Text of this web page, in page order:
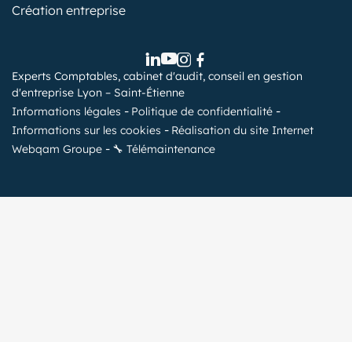
Création entreprise
Experts Comptables, cabinet d'audit, conseil en gestion
d'entreprise Lyon – Saint-Étienne
Informations légales
Politique de confidentialité
Informations sur les cookies
Réalisation du site Internet
Webqam Groupe
🔧 Télémaintenance